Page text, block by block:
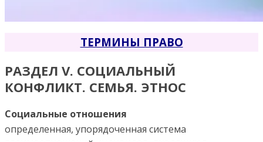
ТЕРМИНЫ ПРАВО
РАЗДЕЛ V. СОЦИАЛЬНЫЙ
КОНФЛИКТ. СЕМЬЯ. ЭТНОС
Социальные отношения
определенная, упорядоченная система